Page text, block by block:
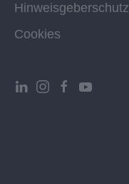
Hinweisgeberschutz
Cookies